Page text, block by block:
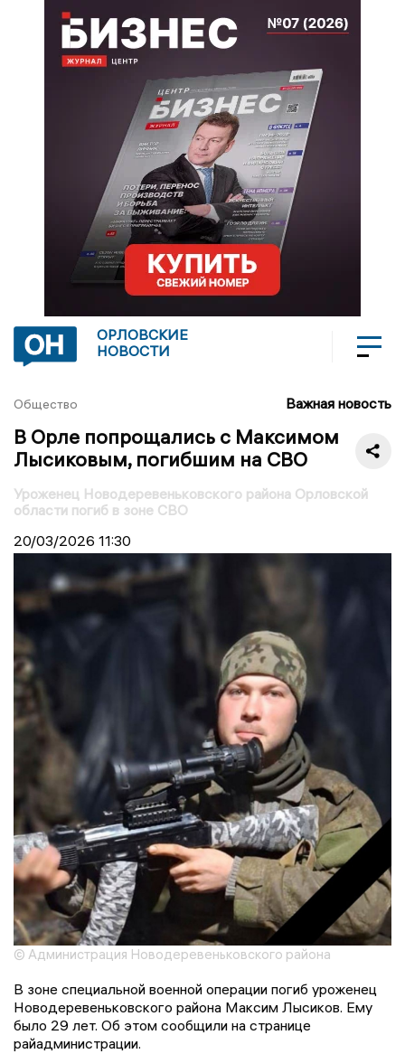
ОРЛОВСКИЕ
НОВОСТИ
Общество Важная новость
В Орле попрощались с Максимом
Лысиковым, погибшим на СВО
Уроженец Новодеревеньковского района Орловской
области погиб в зоне СВО
20/03/2026 11:30
© Администрация Новодеревеньковского района
В зоне специальной военной операции погиб уроженец
Новодеревеньковского района Максим Лысиков. Ему
было 29 лет. Об этом сообщили на странице
райадминистрации.